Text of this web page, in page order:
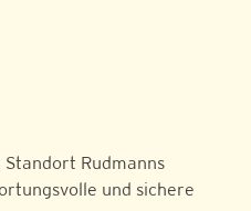
Rudmanns
und sichere